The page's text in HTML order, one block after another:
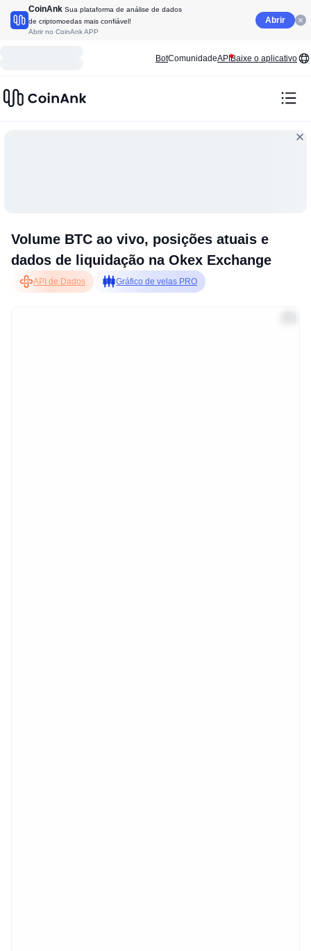
CoinAnk Sua plataforma de análise de dados
de criptomoedas mais confiável!
Abrir no CoinAnk APP
Abrir
BotComunidadeAPIBaixe o aplicativo
Volume BTC ao vivo, posições atuais e
dados de liquidação na Okex Exchange
API de Dados Gráfico de velas PRO